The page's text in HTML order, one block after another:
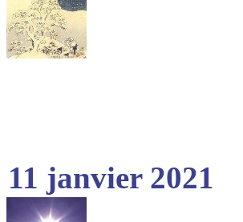
11 janvier 2021